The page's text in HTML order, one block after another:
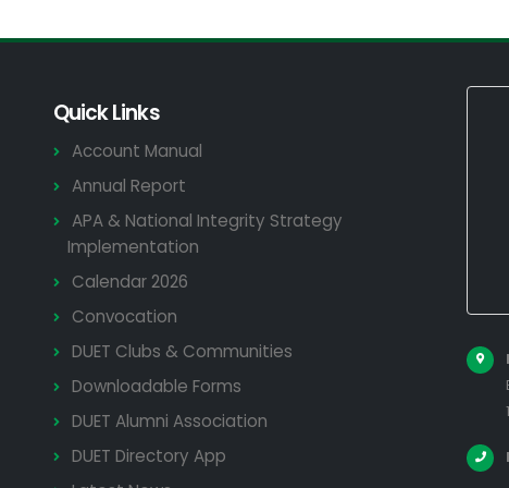
Quick Links
Account Manual
Annual Report
APA & National Integrity Strategy
Implementation
Calendar 2026
Convocation
DUET Clubs & Communities
Downloadable Forms
DUET Alumni Association
DUET Directory App